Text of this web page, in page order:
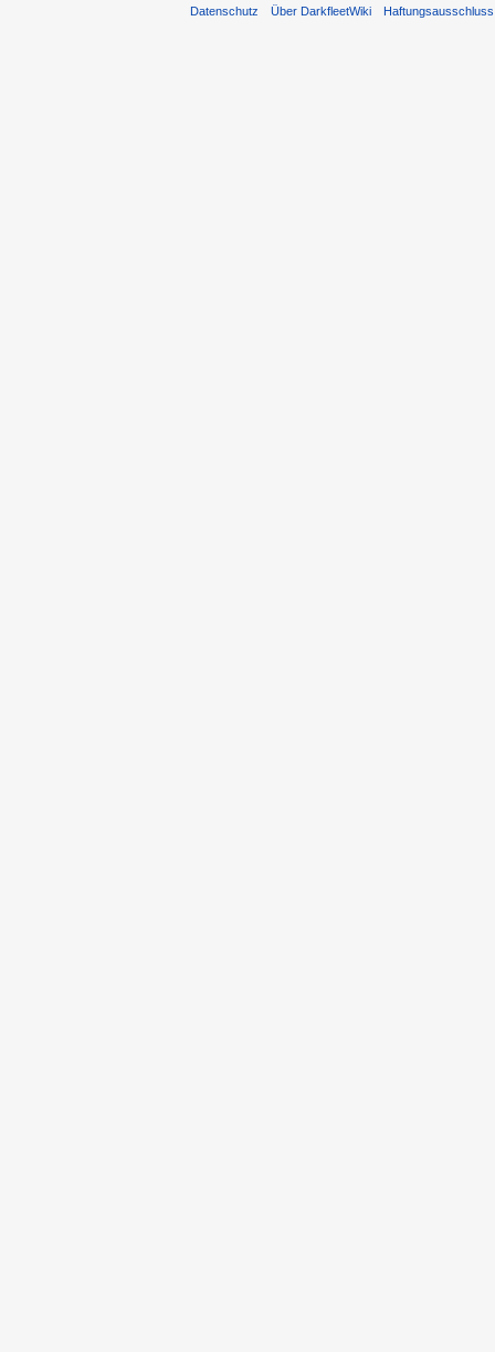
Datenschutz Über DarkfleetWiki Haftungsausschluss